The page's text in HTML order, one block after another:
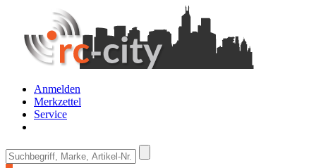
Anmelden
Merkzettel
Service